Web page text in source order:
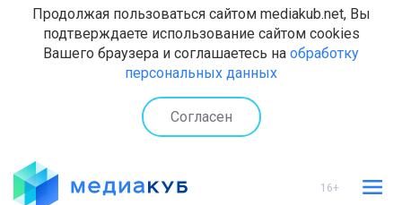
Продолжая пользоваться сайтом mediakub.net, Вы
подтверждаете использование сайтом cookies
Вашего браузера и соглашаетесь на обработку
персональных данных
Согласен
16+